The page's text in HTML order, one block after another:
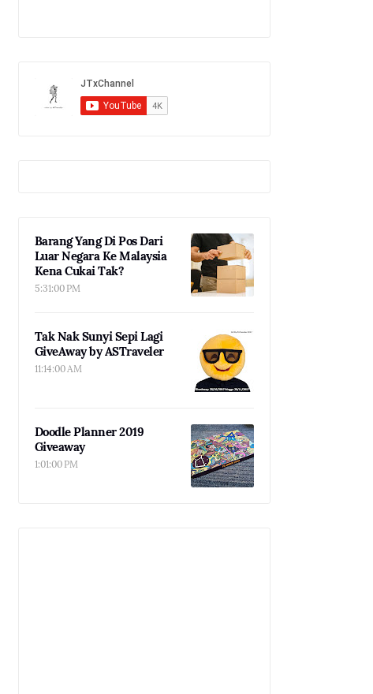
Barang Yang Di Pos Dari
Luar Negara Ke Malaysia
Kena Cukai Tak?
5:31:00 PM
Tak Nak Sunyi Sepi Lagi
GiveAway by ASTraveler
11:14:00 AM
Doodle Planner 2019
Giveaway
1:01:00 PM